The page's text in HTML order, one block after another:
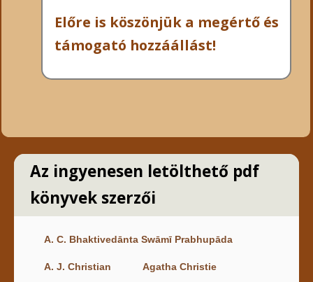
Előre is köszönjük a megértő és
támogató hozzáállást!
Az ingyenesen letölthető pdf
könyvek szerzői
A. C. Bhaktivedānta Swāmī Prabhupāda
A. J. Christian Agatha Christie